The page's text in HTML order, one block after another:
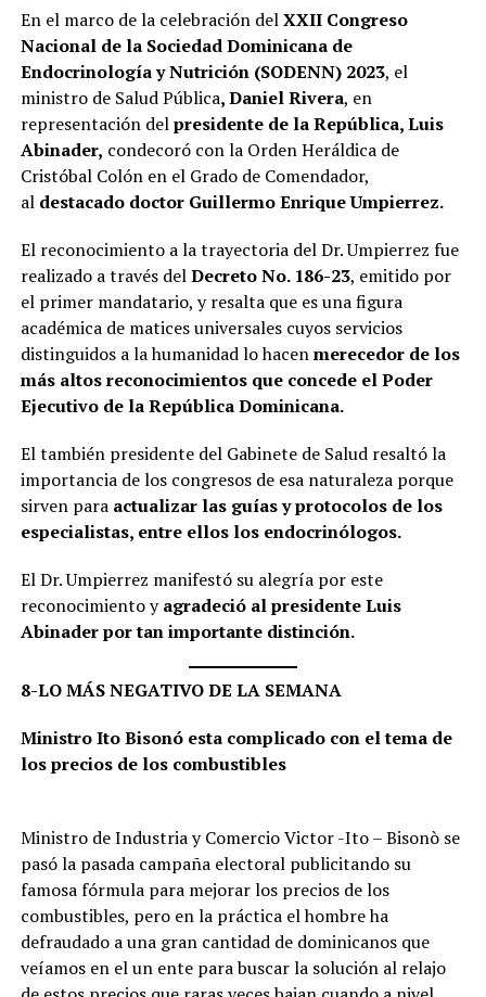
En el marco de la celebración delXXII Congreso
Nacional de la Sociedad Dominicana de
Endocrinología y Nutrición (SODENN) 2023, el
ministro de Salud Pública, Daniel Rivera, en
representación delpresidente de la República, Luis
Abinader, condecoró con la Orden Heráldica de
Cristóbal Colón en el Grado de Comendador,
aldestacado doctor Guillermo Enrique Umpierrez.
El reconocimiento a la trayectoria del Dr. Umpierrez fue
realizado a través delDecreto No. 186-23, emitido por
el primer mandatario, y resalta que es una figura
académica de matices universales cuyos servicios
distinguidos a la humanidad lo hacenmerecedor de los
más altos reconocimientos que concede el Poder
Ejecutivo de la República Dominicana.
El también presidente del Gabinete de Salud resaltó la
importancia de los congresos de esa naturaleza porque
sirven para actualizar las guías y protocolos de los
especialistas, entre ellos los endocrinólogos.
El Dr. Umpierrez manifestó su alegría por este
reconocimiento yagradeció al presidente Luis
Abinader por tan importante distinción.
8-LO MÁS NEGATIVO DE LA SEMANA
Ministro Ito Bisonó esta complicado con el tema de
los precios de los combustibles
Ministro de Industria y Comercio Victor -Ito – Bisonò se
pasó la pasada campaña electoral publicitando su
famosa fórmula para mejorar los precios de los
combustibles, pero en la práctica el hombre ha
defraudado a una gran cantidad de dominicanos que
veíamos en el un ente para buscar la solución al relajo